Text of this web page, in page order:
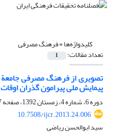
کلیدواژه‌ها =فرهنگ مصرفی
تعداد مقالات: 1
تصویری از فرهنگ مصرفی جامعة
پیمایش ملی پیرامون گذران
دوره 6، شماره 4، زمستان 1392، صفحه
10.7508/ijcr.2013.24.006
سید ابوالحسن ریاضی